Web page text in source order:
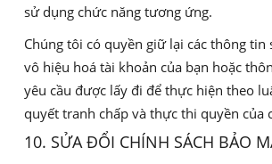
sử dụng chức năng tương ứng.
Chúng tôi có quyền giữ lại các thông tin
vô hiệu hoá tài khoản của bạn hoặc
yêu cầu được lấy đi để thực hiện theo
quyết tranh chấp và thực thi quyền của
10. SỬA ĐỔI CHÍNH SÁCH BẢO